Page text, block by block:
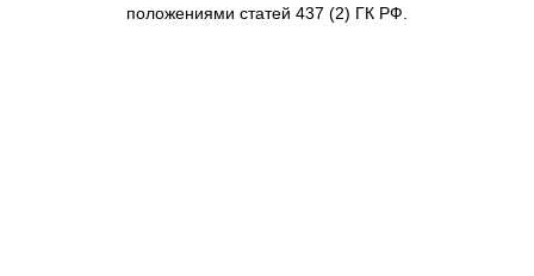
положениями статей 437 (2) ГК РФ.